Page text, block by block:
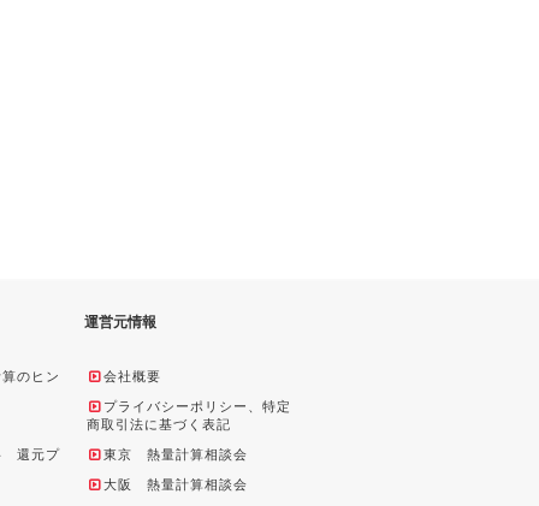
のヒン
還元プ
運営元情報
会社概要
プライバシーポリシー、特定
商取引法に基づく表記
東京 熱量計算相談会
大阪 熱量計算相談会